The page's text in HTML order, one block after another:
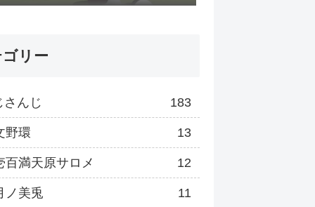
リー
さんじ 183
野環 13
百満天原サロメ 12
ノ美兎 11